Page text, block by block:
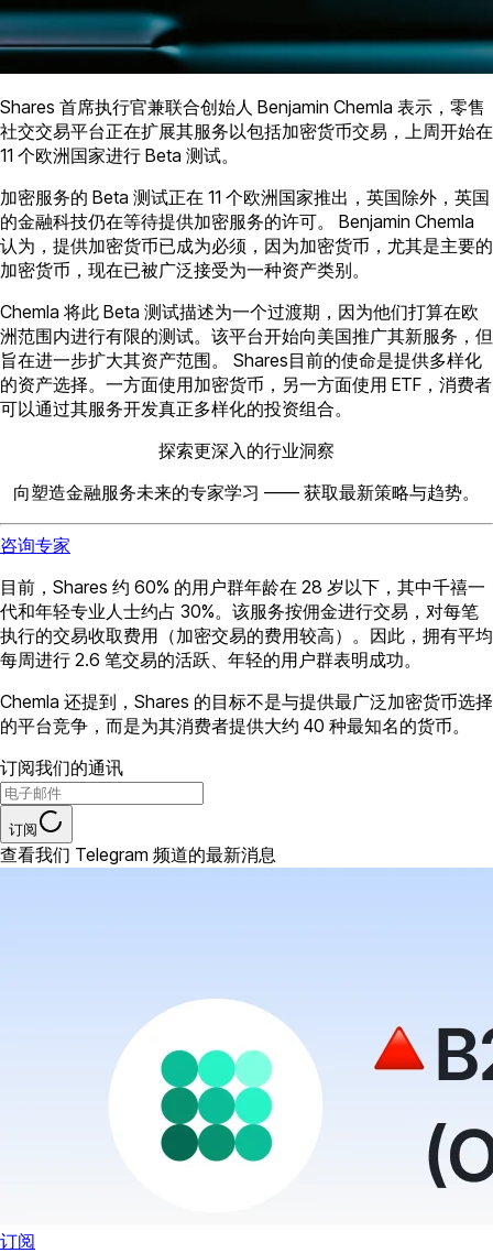
Shares 首席执行官兼联合创始人 Benjamin Chemla 表示，零售
社交交易平台正在扩展其服务以包括加密货币交易，上周开始在
11 个欧洲国家进行 Beta 测试。
加密服务的 Beta 测试正在 11 个欧洲国家推出，英国除外，英国
的金融科技仍在等待提供加密服务的许可。 Benjamin Chemla
认为，提供加密货币已成为必须，因为加密货币，尤其是主要的
加密货币，现在已被广泛接受为一种资产类别。
Chemla 将此 Beta 测试描述为一个过渡期，因为他们打算在欧
洲范围内进行有限的测试。该平台开始向美国推广其新服务，但
旨在进一步扩大其资产范围。 Shares目前的使命是提供多样化
的资产选择。一方面使用加密货币，另一方面使用 ETF，消费者
可以通过其服务开发真正多样化的投资组合。
探索更深入的行业洞察
向塑造金融服务未来的专家学习 —— 获取最新策略与趋势。
咨询专家
目前，Shares 约 60% 的用户群年龄在 28 岁以下，其中千禧一
代和年轻专业人士约占 30%。该服务按佣金进行交易，对每笔
执行的交易收取费用（加密交易的费用较高）。因此，拥有平均
每周进行 2.6 笔交易的活跃、年轻的用户群表明成功。
Chemla 还提到，Shares 的目标不是与提供最广泛加密货币选择
的平台竞争，而是为其消费者提供大约 40 种最知名的货币。
订阅我们的通讯
订阅
查看我们 Telegram 频道的最新消息
订阅